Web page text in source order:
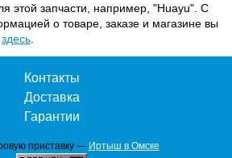
этой запчасти, например, "Huayu". С
о товаре, заказе и магазине вы
здесь
Контакты
Доставка
Гарантии
приставку — Иртыш в Омске